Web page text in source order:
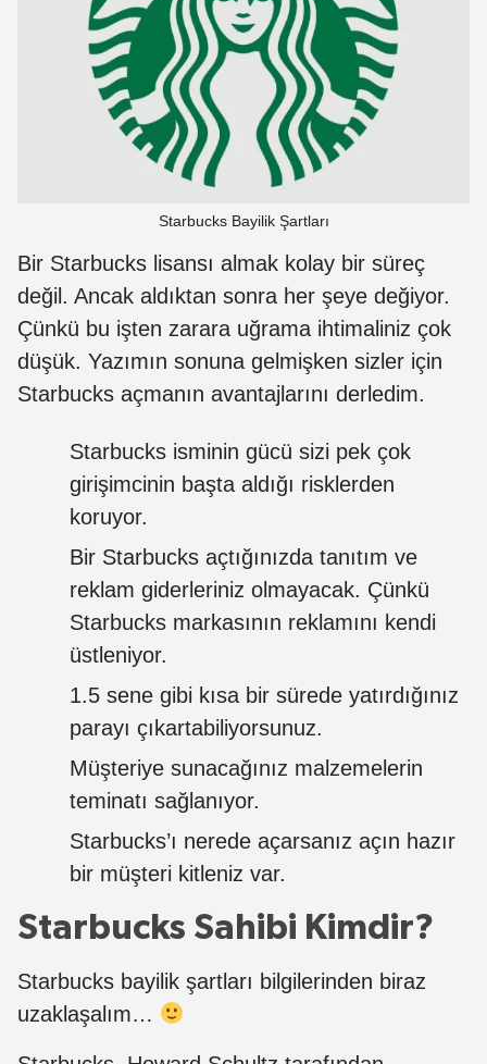
Starbucks Bayilik Şartları
Bir Starbucks lisansı almak kolay bir süreç
değil. Ancak aldıktan sonra her şeye değiyor.
Çünkü bu işten zarara uğrama ihtimaliniz çok
düşük. Yazımın sonuna gelmişken sizler için
Starbucks açmanın avantajlarını derledim.
Starbucks isminin gücü sizi pek çok
girişimcinin başta aldığı risklerden
koruyor.
Bir Starbucks açtığınızda tanıtım ve
reklam giderleriniz olmayacak. Çünkü
Starbucks markasının reklamını kendi
üstleniyor.
1.5 sene gibi kısa bir sürede yatırdığınız
parayı çıkartabiliyorsunuz.
Müşteriye sunacağınız malzemelerin
teminatı sağlanıyor.
Starbucks’ı nerede açarsanız açın hazır
bir müşteri kitleniz var.
Starbucks Sahibi Kimdir?
Starbucks bayilik şartları bilgilerinden biraz
uzaklaşalım…